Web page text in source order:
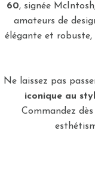
60, signée
amateurs de
élégante et
Ne laissez pas
iconique au
Commandez